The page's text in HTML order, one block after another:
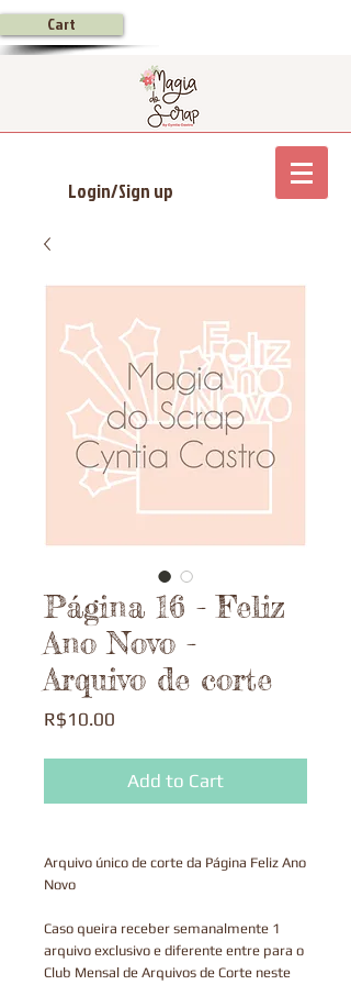
Cart
Login/Sign up
Página 16 - Feliz
Ano Novo -
Arquivo de corte
R$10.00
Add to Cart
Arquivo único de corte da Página Feliz Ano
Novo
Caso queira receber semanalmente 1
arquivo exclusivo e diferente entre para o
Club Mensal de Arquivos de Corte neste